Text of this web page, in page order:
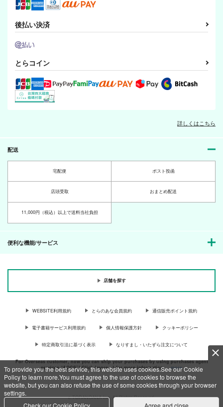
To provide you the best service, this website uses cookies.See our Cookie
Policy to learn more.You must agree to the use of cookies to browse the
website, but you can also refuse the use of some cookies through your browser
settings.
Check our Cookie Policy
Agree and close
後払い決済
とらコイン
詳しくはこちら
配送
宅配便 ポスト投函
店頭受取 おまとめ配送
11,000円（税込）以上で送料当社負担
便利な機能/サービス
店舗を探す
WEBSITE利用規約 とらのあな会員規約 通信販売ポイント規約
電子書籍サービス利用規約 個人情報保護方針 クッキーポリシー
特定商取引法に基づく表示 なりすまし・いたずら注文について
For Overseas customer, now you can ship your purchases by using purchases agent
services “AOCS”! Click {more…} for more information …more
c TORANOANA Inc, All Rights Reserved.